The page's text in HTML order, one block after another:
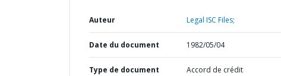
Auteur Legal ISC Files;
Date du document 1982/05/04
Type de document Accord de crédit